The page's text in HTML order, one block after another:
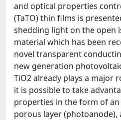
and optical properties
(TaTO) thin films is
shedding light on the open
material which has been
novel transparent
new generation
TiO2 already plays a major
it is possible to take
properties in the form of
porous layer (photoanode),